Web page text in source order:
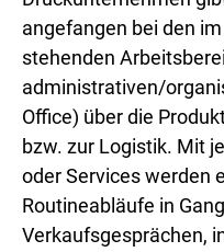
angefangen bei den
stehenden
administrativen/
Office) über die
bzw. zur Logistik. Mit
oder Services werden
Routineabläufe in
Verkaufsgesprächen,